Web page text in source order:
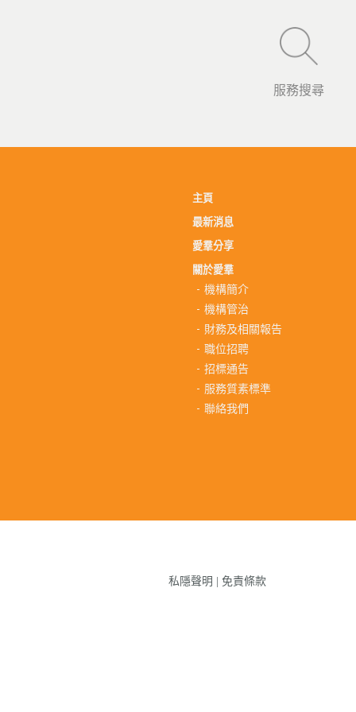
服務搜尋
主頁
最新消息
愛羣分享
關於愛羣
機構簡介
機構管治
財務及相關報告
職位招聘
招標通告
服務質素標準
聯絡我們
私隱聲明 | 免責條款